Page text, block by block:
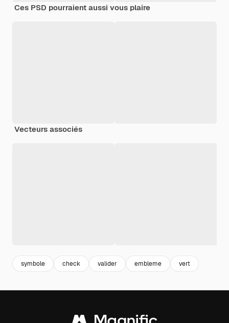
Ces PSD pourraient aussi vous plaire
Vecteurs associés
symbole check valider embleme vert